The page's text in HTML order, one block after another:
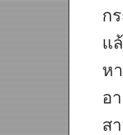
ก
แ
ห
อ
ส